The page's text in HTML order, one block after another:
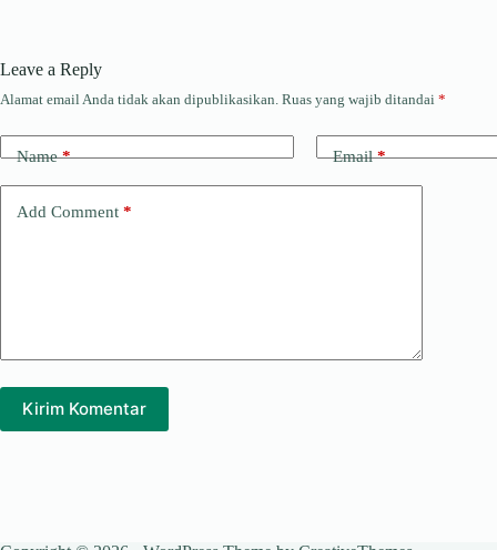
Leave a Reply
Alamat email Anda tidak akan dipublikasikan. Ruas yang wajib ditandai *
Name* Email*
Add Comment *
Kirim Komentar